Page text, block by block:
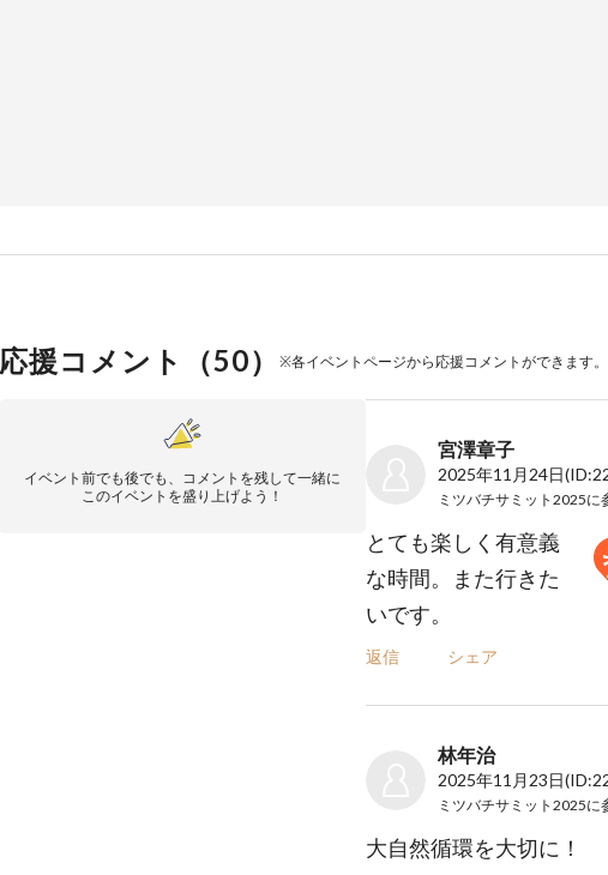
応援コメント（50） ※各イベントページから応援コメントができます。
イベント前でも後でも、コメントを残して一緒に
このイベントを盛り上げよう！
宮澤章子
2025年11月24日
ミツバチサミット2025に
とても楽しく有意義
な時間。また行きた
いです。
返信 シェア
林年治
2025年11月23日
ミツバチサミット2025に
大自然循環を大切に！